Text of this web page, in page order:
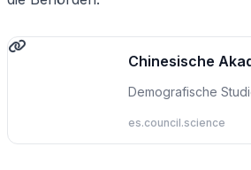
Chinesische
Demografische
es.council.science